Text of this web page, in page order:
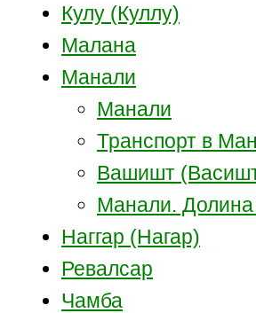
Кулу (Куллу)
Малана
Манали
Манали
Транспорт в
Вашишт
Манали. Долина
Наггар (Нагар)
Ревалсар
Чамба